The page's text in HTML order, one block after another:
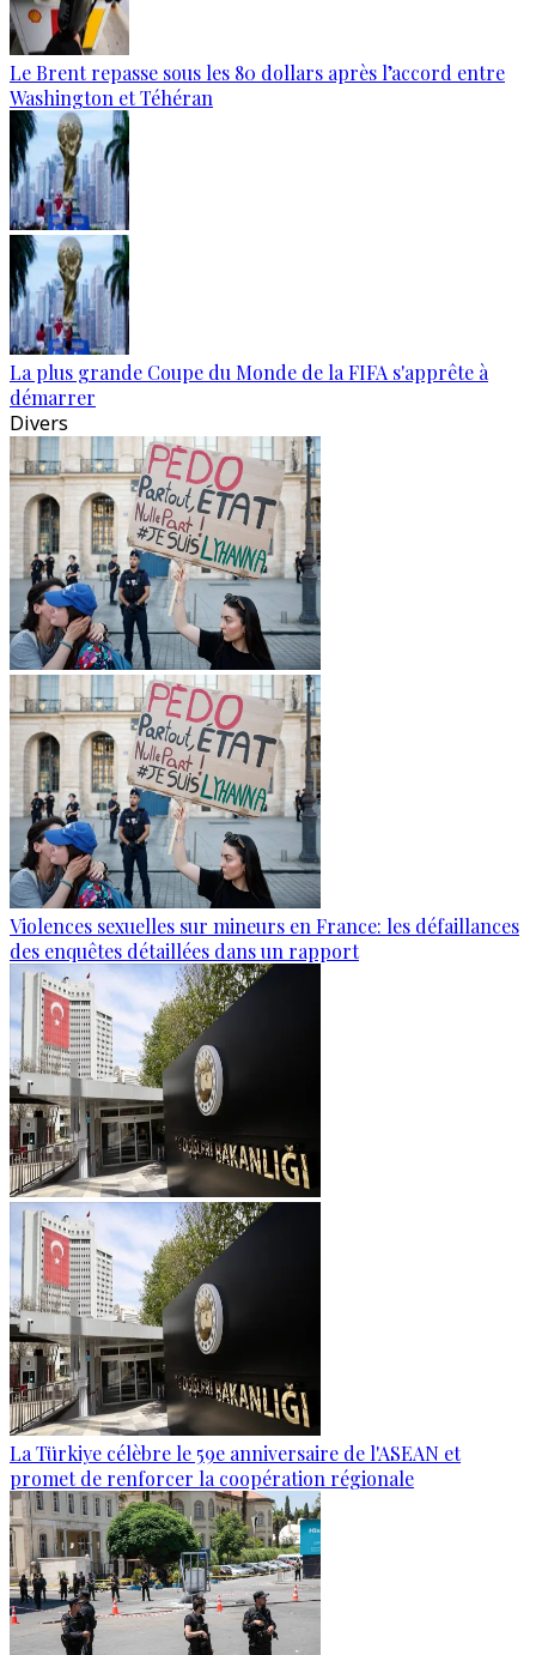
Le Brent repasse sous les 80 dollars après l’accord entre
Washington et Téhéran
La plus grande Coupe du Monde de la FIFA s'apprête à
démarrer
Divers
Violences sexuelles sur mineurs en France: les défaillances
des enquêtes détaillées dans un rapport
La Türkiye célèbre le 59e anniversaire de l'ASEAN et
promet de renforcer la coopération régionale